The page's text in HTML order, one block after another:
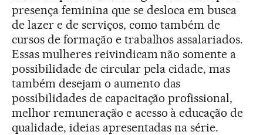
presença feminina que se desloca em busca
de lazer e de serviços, como também de
cursos de formação e trabalhos assalariados.
Essas mulheres reivindicam não somente a
possibilidade de circular pela cidade, mas
também desejam o aumento das
possibilidades de capacitação profissional,
melhor remuneração e acesso à educação de
qualidade, ideias apresentadas na série.